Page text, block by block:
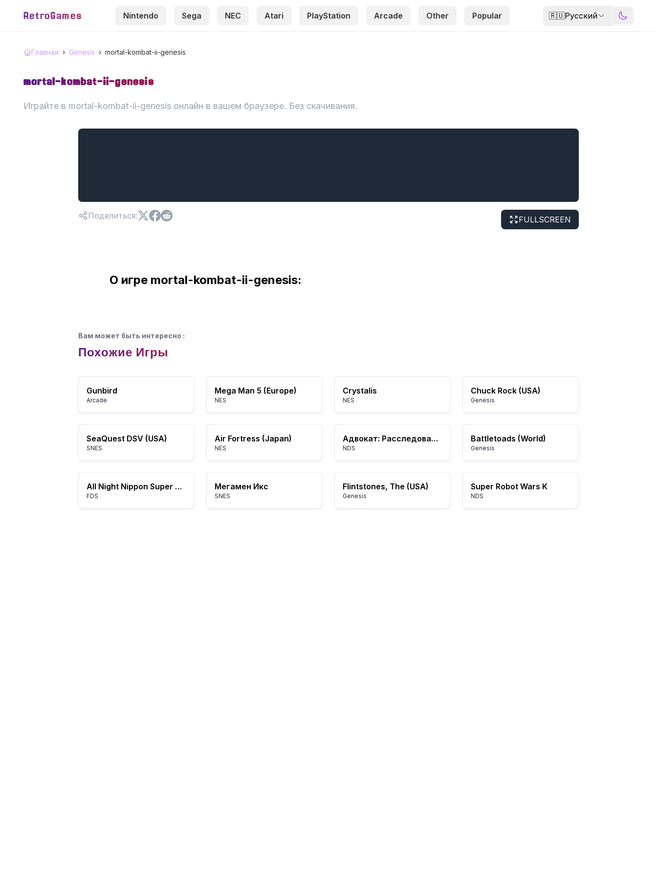
RetroGames Nintendo Sega NEC Atari PlayStation Arcade Other Popular 🇷🇺Русский
Главная › Genesis › mortal-kombat-ii-genesis
mortal-kombat-ii-genesis
Играйте в mortal-kombat-ii-genesis онлайн в вашем браузере. Без скачивания.
Поделиться: FULLSCREEN
О игре mortal-kombat-ii-genesis:
Вам может быть интересно :
Похожие Игры
Gunbird
Arcade
Mega Man 5 (Europe)
NES
Crystalis
NES
Chuck Rock (USA)
Genesis
SeaQuest DSV (USA)
SNES
Air Fortress (Japan)
NES
Адвокат: Расследования Майлза Эджворта
NDS
Battletoads (World)
Genesis
All Night Nippon Super Mario Bros. (Japan) (Promo)
FDS
Мегамен Икс
SNES
Flintstones, The (USA)
Genesis
Super Robot Wars K
NDS